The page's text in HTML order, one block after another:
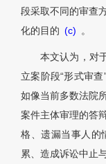
段采取不同的审查
化的目的 (c) 。
本文认为，对
立案阶段“形式审查
如像当前多数法院
案件主体审理的答
格、遗漏当事人的
累、造成诉讼中止